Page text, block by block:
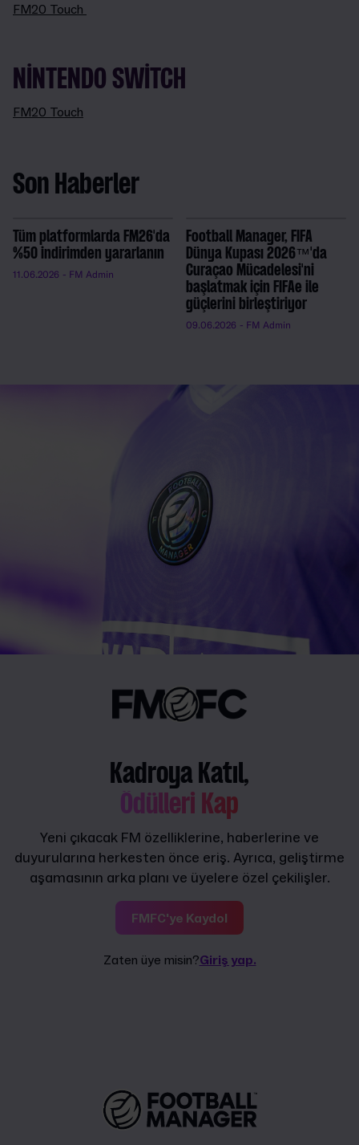
FM20 Touch
NINTENDO SWITCH
FM20 Touch
Son Haberler
Tüm platformlarda FM26'da
%50 indirimden yararlanın
11.06.2026 - FM Admin
Football Manager, FIFA
Dünya Kupası 2026™'da
Curaçao Mücadelesi'ni
başlatmak için FIFAe ile
güçlerini birleştiriyor
09.06.2026 - FM Admin
Kadroya Katıl,
Ödülleri Kap
Yeni çıkacak FM özelliklerine, haberlerine ve
duyurularına herkesten önce eriş. Ayrıca, geliştirme
aşamasının arka planı ve üyelere özel çekilişler.
FMFC'ye Kaydol
Zaten üye misin?Giriş yap.